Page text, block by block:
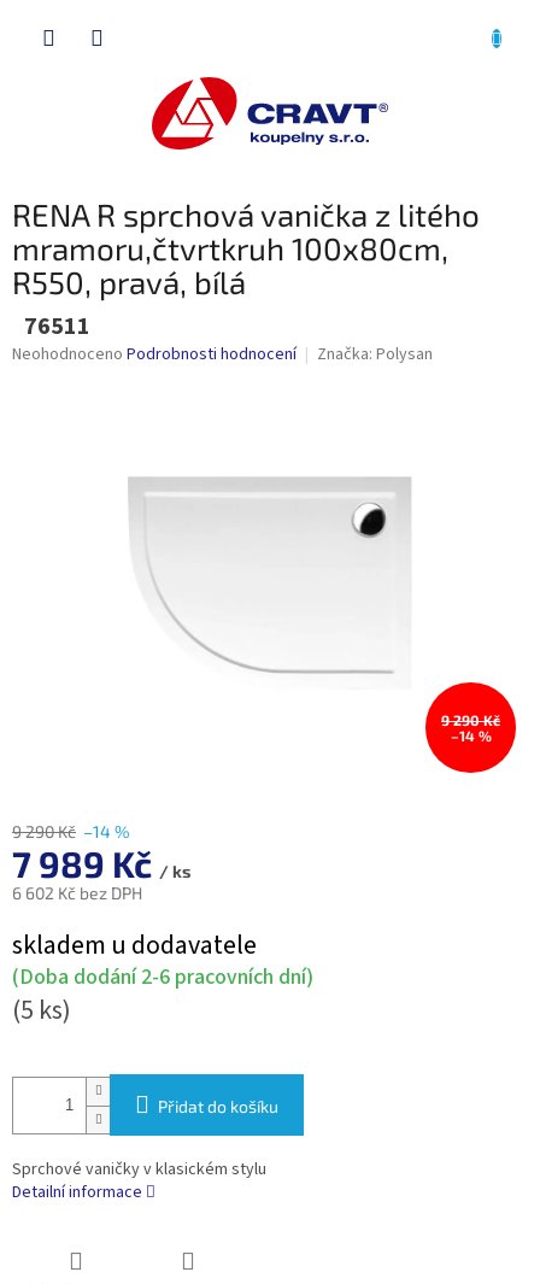
RENA R sprchová vanička z litého
mramoru,čtvrtkruh 100x80cm,
R550, pravá, bílá
76511
Průměrné
Neohodnoceno Podrobnosti hodnocení Značka: Polysan
9 290 Kč
–14 %
9 290 Kč –14 %
7 989 Kč / ks
6 602 Kč bez DPH
cena:
skladem u dodavatele
(Doba dodání 2-6 pracovních dní)
(5 ks)
Přidat do košíku
Sprchové vaničky v klasickém stylu
Detailní informace